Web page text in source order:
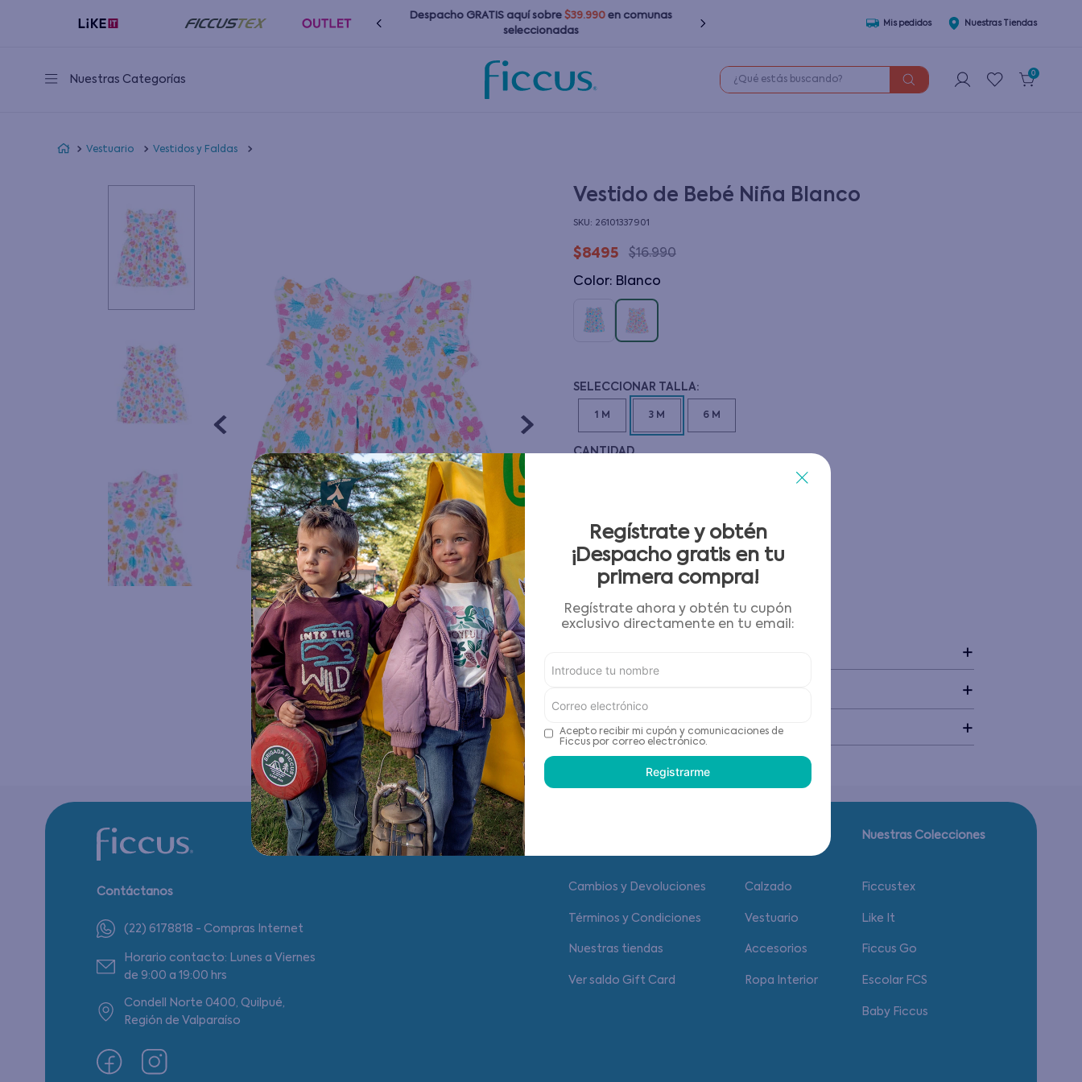
Despacho GRATIS aquísobre $39.990en comunas
seleccionadas
Mis pedidos Nuestras Tiendas
Nuestras Categorías
¿Qué estás buscando? 0
Vestuario Vestidos y Faldas
Vestido de Bebé Niña Blanco
: 26101337901
$8495 $16.990
Color: blanco
1 M 3 M 6 M
CANTIDAD
AGREGAR AL CARRITO
Condiciones para cambios y devoluciones
+
Recomendaciones de cuidado
Contáctanos
(22) 6178818 - Compras Internet
Horario contacto: Lunes a Viernes
de 9:00 a 19:00 hrs
Condell Norte 0400, Quilpué,
Región de Valparaíso
Cambios y Devoluciones
Términos y Condiciones
Nuestras tiendas
Ver saldo Gift Card
Calzado
Vestuario
Accesorios
Ropa Interior
Nuestras Colecciones
Ficcustex
Like It
Ficcus Go
Escolar FCS
Baby Ficcus
.
7. bota agua
8 poleras
9. impermeable
10. pijama
Regístrate y obtén
¡Despacho gratis en tu
primera compra!
Regístrate ahora y obtén tu cupón
exclusivo directamente en tu email:
Acepto recibir mi cupón y comunicaciones de
Ficcus por correo electrónico.
Registrarme